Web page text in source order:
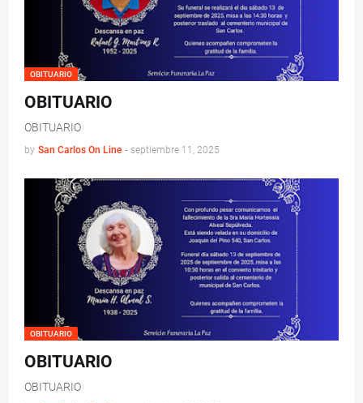
OBITUARIO
OBITUARIO
OBITUARIO
by San Carlos On Line - septiembre 11, 2025
OBITUARIO
OBITUARIO
OBITUARIO